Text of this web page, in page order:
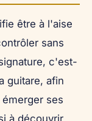
être à l'aise
sans
c'est-
guitare, afin
ses
à découvrir